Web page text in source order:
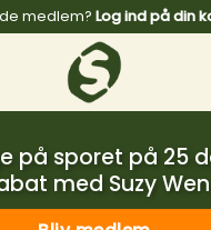
medlem? Log ind på din
på sporet på 25
med Suzy